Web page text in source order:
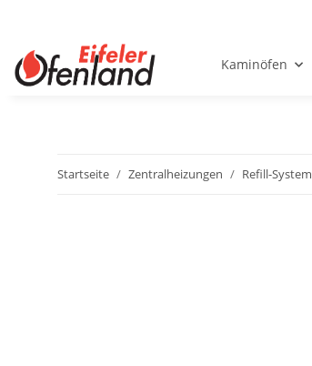
Kaminöfen
Startseite Zentralheizungen Refill-System